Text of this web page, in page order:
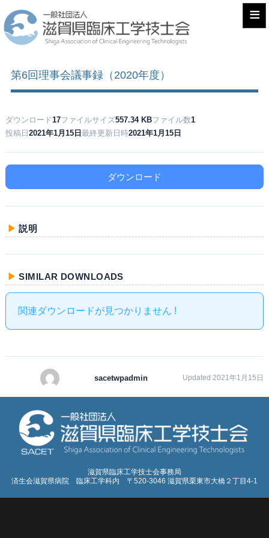
≡
第6回理事会議事録（2020年度）
ダウンロード 17ファイルサイズ557.34 KBファイル数1
投稿日2021年1月15日最終更新日時2021年1月15日
ダウンロード
説明
SIMILAR DOWNLOADS
関連ダウンロードが見つかりません !
sacetwpadmin Updated 2021年1月15日
滋賀県臨床工学技士会事務局
済生会滋賀県病院 臨床工学科内 〒520-3046 滋賀県栗東市大橋２丁目4-1